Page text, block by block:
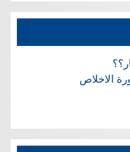
الاخلاص